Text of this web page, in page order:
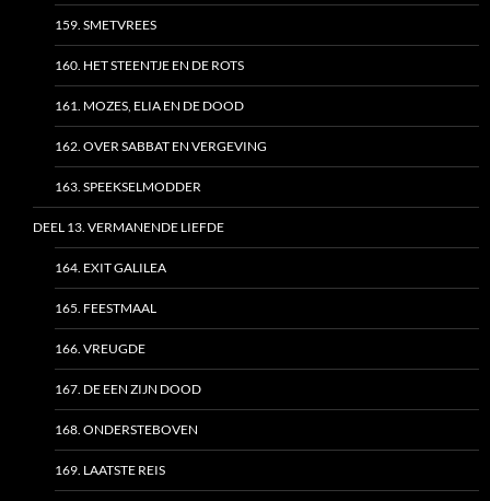
159. SMETVREES
160. HET STEENTJE EN DE ROTS
161. MOZES, ELIA EN DE DOOD
162. OVER SABBAT EN VERGEVING
163. SPEEKSELMODDER
DEEL 13. VERMANENDE LIEFDE
164. EXIT GALILEA
165. FEESTMAAL
166. VREUGDE
167. DE EEN ZIJN DOOD
168. ONDERSTEBOVEN
169. LAATSTE REIS